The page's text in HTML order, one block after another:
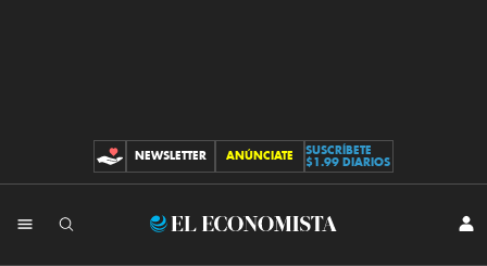
CONTRIBUCIONES
NEWSLETTER ANÚNCIATE
SUSCRÍBETE
$1.99 DIARIOS
El